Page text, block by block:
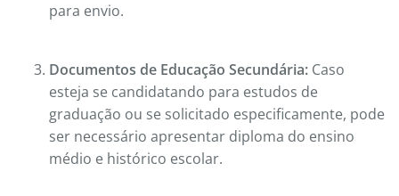
para envio.
Documentos de Educação Secundária: Caso
esteja se candidatando para estudos de
graduação ou se solicitado especificamente, pode
ser necessário apresentar diploma do ensino
médio e histórico escolar.